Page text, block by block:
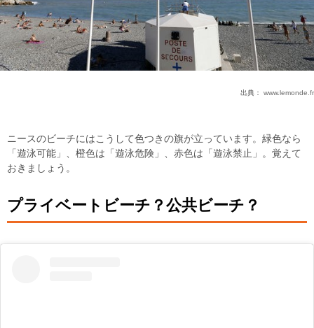
出典： www.lemonde.fr
ニースのビーチにはこうして色つきの旗が立っています。緑色なら
「遊泳可能」、橙色は「遊泳危険」、赤色は「遊泳禁止」。覚えて
おきましょう。
プライベートビーチ？公共ビーチ？